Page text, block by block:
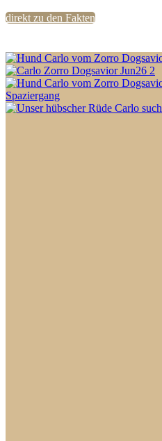
direkt zu den Fakten